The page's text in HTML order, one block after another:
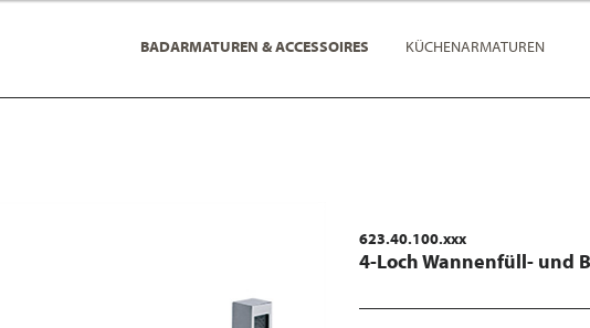
BADARMATUREN & ACCESSOIRES KÜCHENARMATUREN
623.40.100.xxx
4-Loch Wannenfüll- und